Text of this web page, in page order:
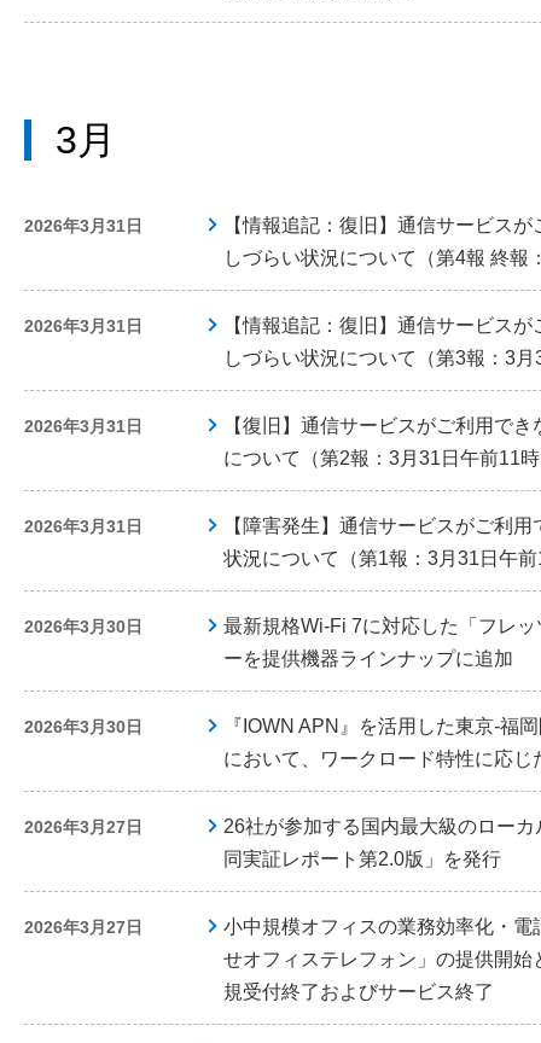
3月
2026年3月31日
【情報追記：復旧】通信サービス
しづらい状況について（第4報 終報
2026年3月31日
【情報追記：復旧】通信サービス
しづらい状況について（第3報：3
2026年3月31日
【復旧】通信サービスがご利用で
について（第2報：3月31日午前11
2026年3月31日
【障害発生】通信サービスがご利
状況について（第1報：3月31日午
2026年3月30日
最新規格Wi-Fi 7に対応した「フレ
ーを提供機器ラインナップに追加
2026年3月30日
『IOWN APN』を活用した東京-福
において、ワークロード特性に応じ
2026年3月27日
26社が参加する国内最大級のロー
同実証レポート第2.0版」を発行
2026年3月27日
小中規模オフィスの業務効率化・
せオフィステレフォン」の提供開
規受付終了およびサービス終了